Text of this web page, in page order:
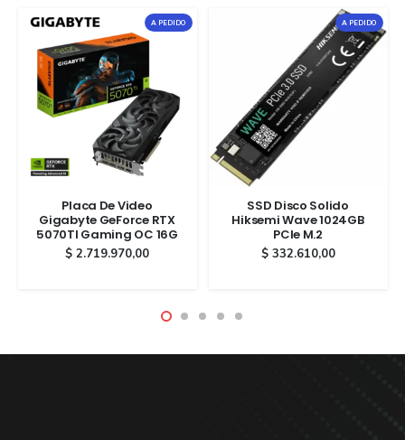
A PEDIDO
Placa De Video
Gigabyte GeForce RTX
5070TI Gaming OC 16G
$ 2.719.970,00
A PEDIDO
SSD Disco Solido
Hiksemi Wave 1024GB
PCIe M.2
$332.610,00